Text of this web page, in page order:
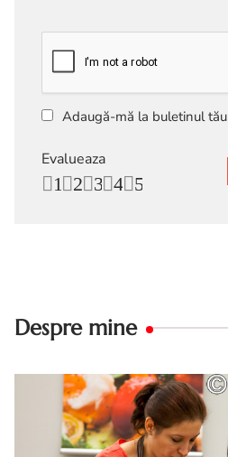
Adaugă-mă la buletinul
Evalueaza
5
4
3
2
1
Despre mine